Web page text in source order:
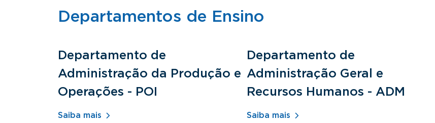
Departamentos de Ensino
Departamento de
Administração da Produção e
Operações - POI
Saiba mais
Departamento de
Administração Geral e
Recursos Humanos - ADM
Saiba mais